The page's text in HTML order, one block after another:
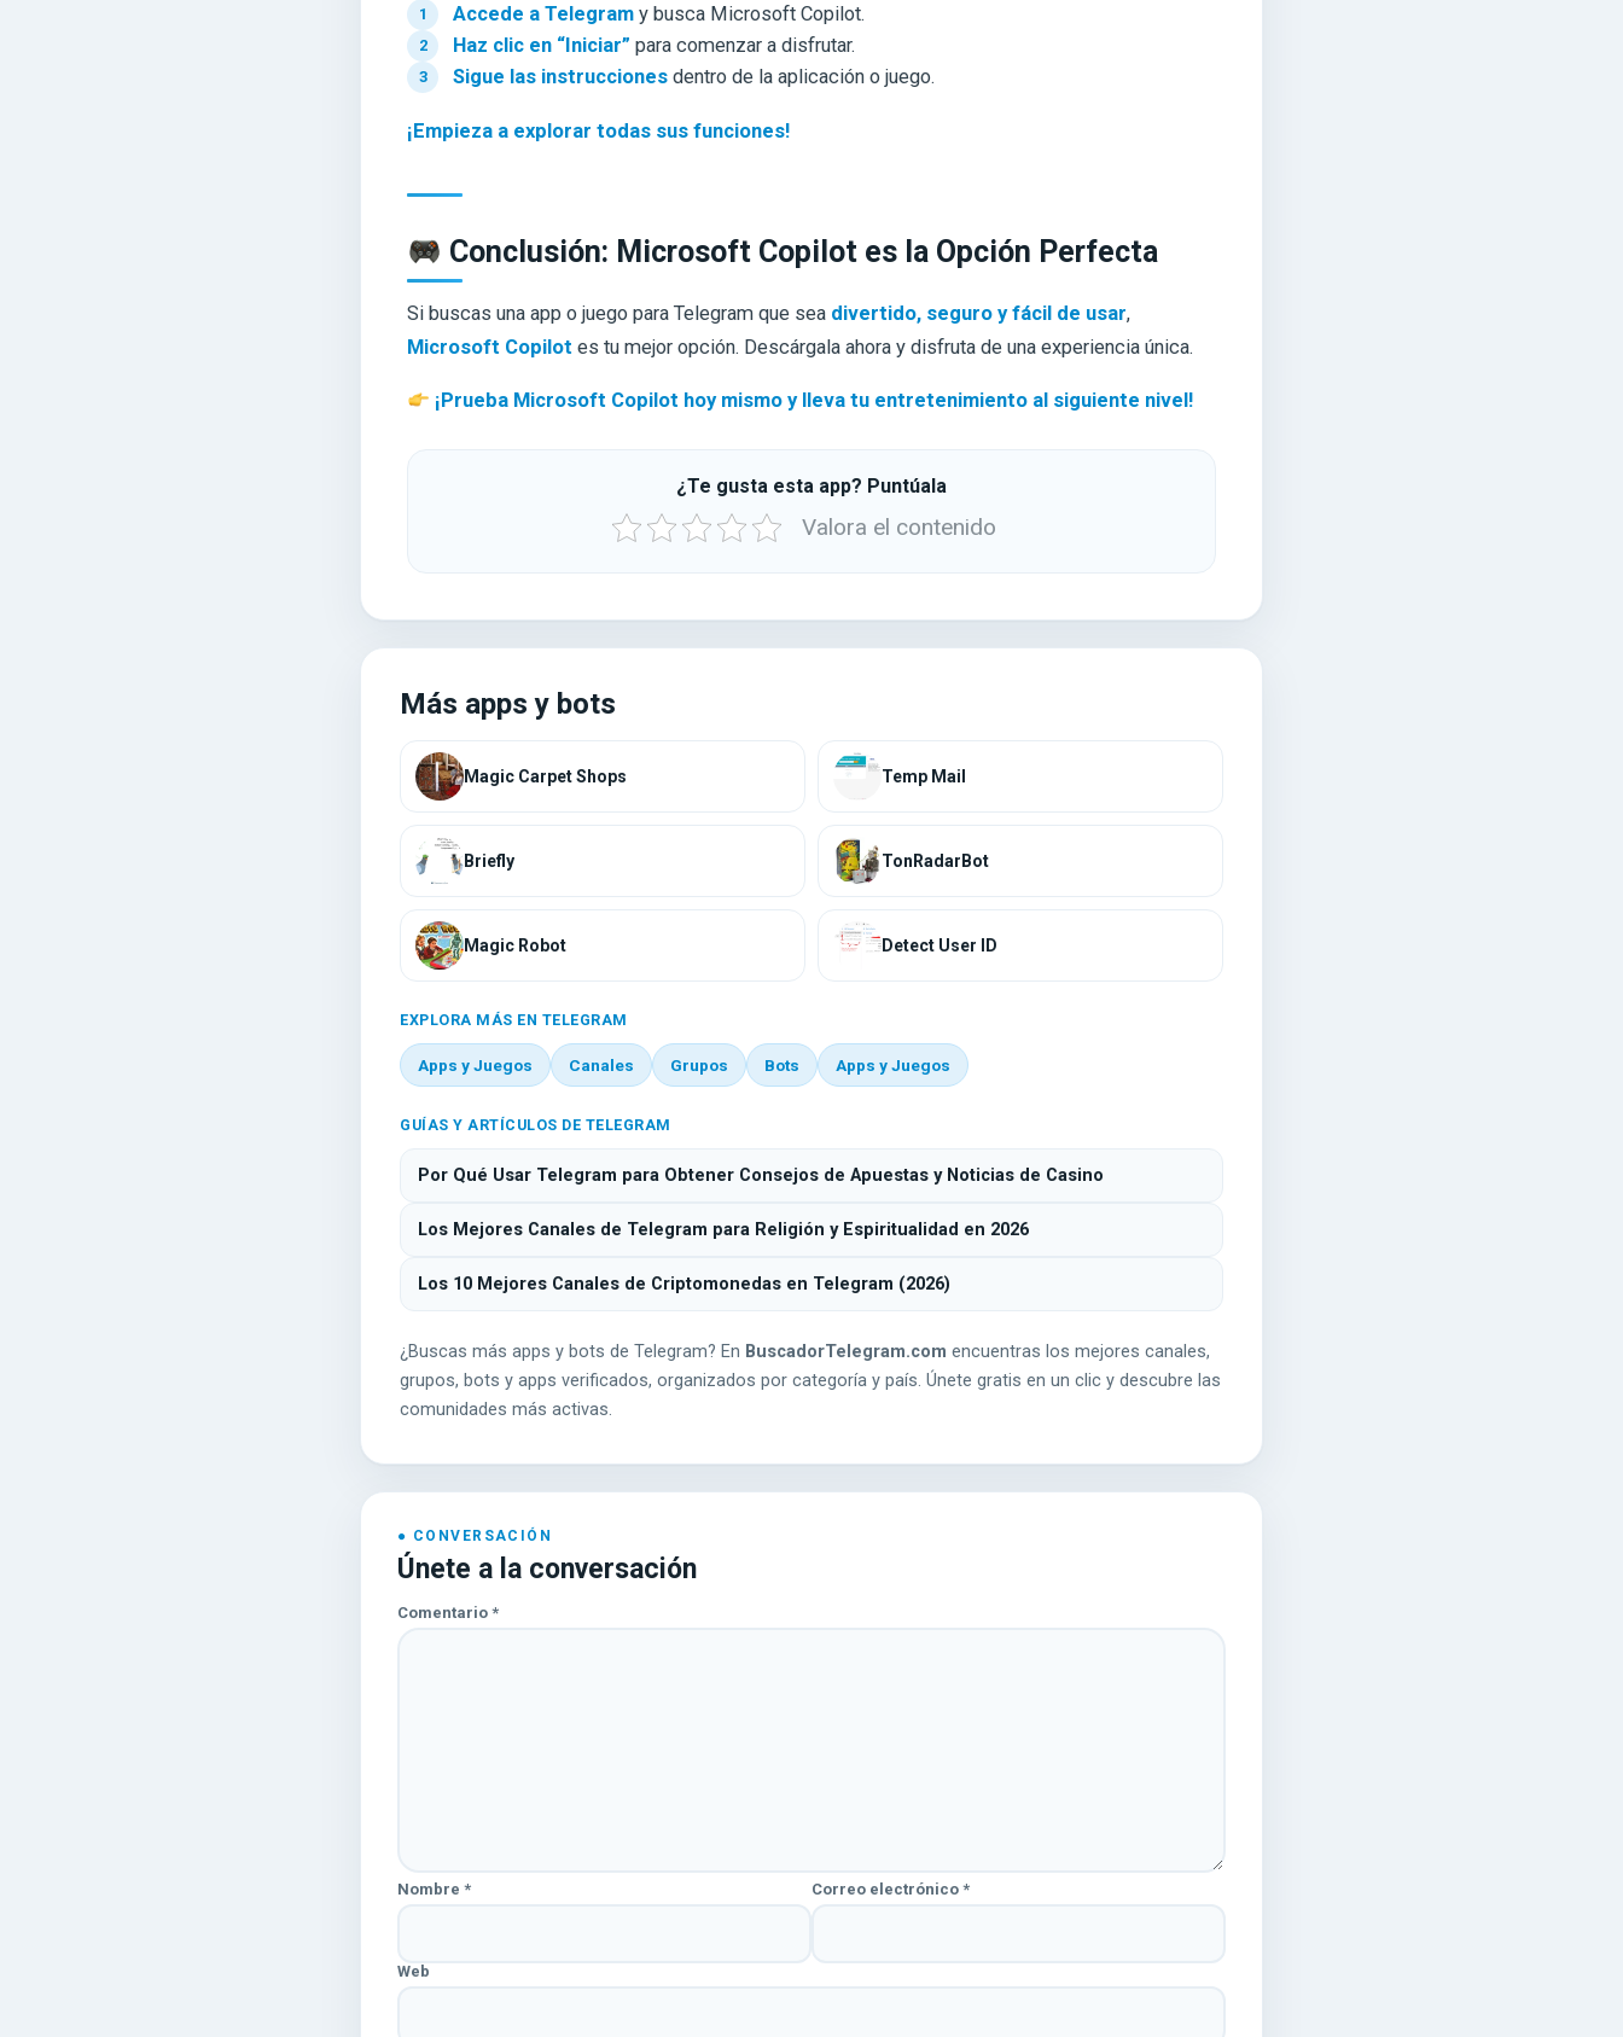
Accede a Telegram y busca Microsoft Copilot.
Haz clic en “Iniciar” para comenzar a disfrutar.
Sigue las instrucciones dentro de la aplicación o juego.
¡Empieza a explorar todas sus funciones!
Conclusión: Microsoft Copilot es la Opción Perfecta
Si buscas una app o juego para Telegram que sea divertido, seguro y fácil de usar,
Microsoft Copilot es tu mejor opción. Descárgala ahora y disfruta de una experiencia única.
¡Prueba Microsoft Copilot hoy mismo y lleva tu entretenimiento al siguiente nivel!
¿Te gusta esta app? Puntúala
Valora el contenido
Más apps y bots
Magic Carpet Shops Temp Mail
Briefly TonRadarBot
Magic Robot Detect User ID
EXPLORA MÁS EN TELEGRAM
Apps y Juegos Canales Grupos Bots Apps y Juegos
GUÍAS Y ARTÍCULOS DE TELEGRAM
Por Qué Usar Telegram para Obtener Consejos de Apuestas y Noticias de Casino
Los Mejores Canales de Telegram para Religión y Espiritualidad en 2026
Los 10 Mejores Canales de Criptomonedas en Telegram (2026)
¿Buscas más apps y bots de Telegram? En BuscadorTelegram.com encuentras los mejores canales,
grupos, bots y apps verificados, organizados por categoría y país. Únete gratis en un clic y descubre las
comunidades más activas.
Únete a la conversación
Comentario *
Nombre * Correo electrónico *
Web